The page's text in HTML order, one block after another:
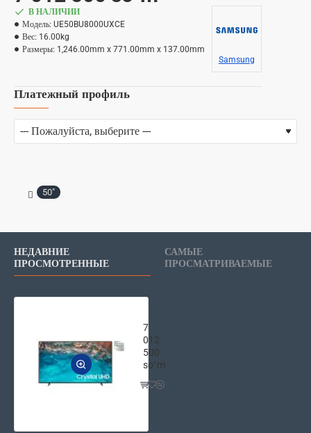
В НАЛИЧИИ
Модель: UE50BU8000UXCE
Вес: 16.00kg
Размеры: 1,246.00mm x 771.00mm x 137.00mm
Samsung
Платежный профиль
50"
НЕДАВНИЕ
ПРОСМОТРЕННЫЕ
САМЫЕ
ПРОСМАТРИВАЕМЫЕ
7
012
500
soʻm